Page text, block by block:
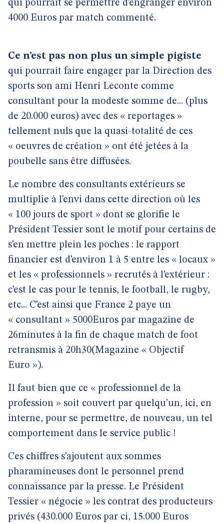
qui pourrait se permettre d’engranger environ
4000 Euros par match commenté.
Ce n’est pas non plus un simple pigiste
qui pourrait faire engager par la Direction des
sports son ami Henri Leconte comme
consultant pour la modeste somme de... (plus
de 20.000 euros) avec des « reportages »
tellement nuls que la quasi-totalité de ces
« oeuvres de création » ont été jetées à la
poubelle sans être diffusées.
Le nombre des consultants extérieurs se
multiplie à l’envi dans cette direction où les
« 100 jours de sport » dont se glorifie le
Président Tessier sont le motif pour certains de
s’en mettre plein les poches : le rapport
financier est d’environ 1 à 5 entre les « locaux »
et les « professionnels » recrutés à l’extérieur :
c’est le cas pour le tennis, le football, le rugby,
etc... C’est ainsi que France 2 paye un
« consultant » 5000Euros par magazine de
26minutes à la fin de chaque match de foot
retransmis à 20h30(Magazine « Objectif
Euro »).
Il faut bien que ce « professionnel de la
profession » soit couvert par quelqu’un, ici, en
interne, pour se permettre, de nouveau, un tel
comportement dans le service public !
Ces chiffres s’ajoutent aux sommes
pharamineuses dont le personnel prend
connaissance par la presse. Le Président
Tessier « négocie » les contrat des producteurs
privés (430.000 Euros par ci, 15.000 Euros